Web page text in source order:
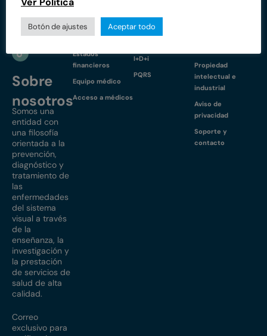
Sobre
nosotros
Somos una
entidad con
una filosofía
orientada a la
prevención,
diagnóstico y
tratamiento de
las
enfermedades
del sistema
visual a través
de la
enseñanza, la
investigación y
la prestación
de servicios de
salud de alta
calidad.
Correo
exclusivo para
Nuestras sedes
Estados
financieros
Equipo médico
Acceso a médicos
Nuestra fundación
I+D+i
PQRS
Propiedad
intelectual e
industrial
Aviso de
privacidad
Soporte y
contacto
Botón de ajustes Aceptar todo